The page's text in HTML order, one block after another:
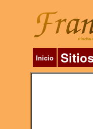
Inicio